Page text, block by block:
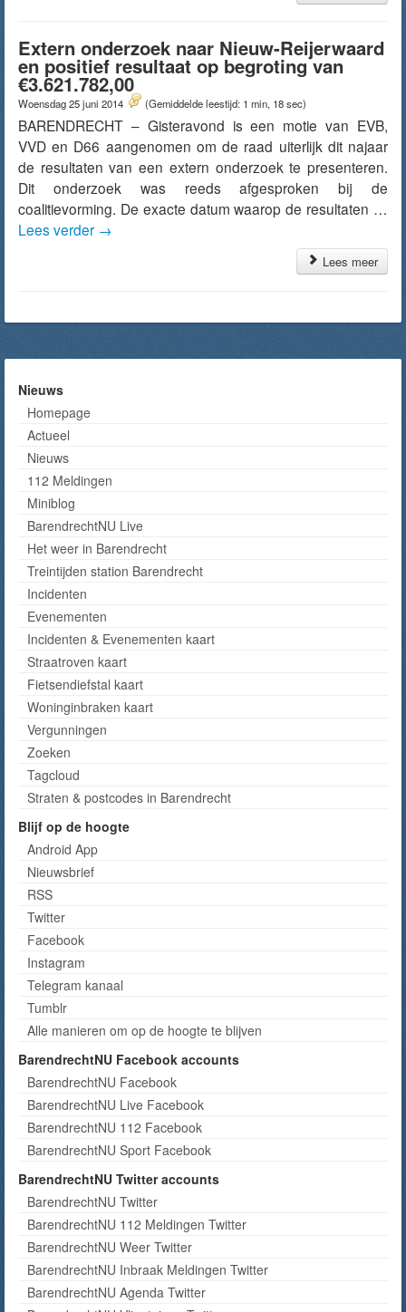
Extern onderzoek naar Nieuw-Reijerwaard
en positief resultaat op begroting van
€3.621.782,00
Woensdag 25 juni 2014 (Gemiddelde leestijd: 1 min, 18 sec)
BARENDRECHT – Gisteravond is een motie van EVB,
VVD en D66 aangenomen om de raad uiterlijk dit najaar
de resultaten van een extern onderzoek te presenteren.
Dit onderzoek was reeds afgesproken bij de
coalitievorming. De exacte datum waarop de resultaten …
Lees verder →
Lees meer
Nieuws
Homepage
Actueel
Nieuws
112 Meldingen
Miniblog
BarendrechtNU Live
Het weer in Barendrecht
Treintijden station Barendrecht
Incidenten
Evenementen
Incidenten & Evenementen kaart
Straatroven kaart
Fietsendiefstal kaart
Woninginbraken kaart
Vergunningen
Zoeken
Tagcloud
Straten & postcodes in Barendrecht
Blijf op de hoogte
Android App
Nieuwsbrief
RSS
Twitter
Facebook
Instagram
Telegram kanaal
Tumblr
Alle manieren om op de hoogte te blijven
BarendrechtNU Facebook accounts
BarendrechtNU Facebook
BarendrechtNU Live Facebook
BarendrechtNU 112 Facebook
BarendrechtNU Sport Facebook
BarendrechtNU Twitter accounts
BarendrechtNU Twitter
BarendrechtNU 112 Meldingen Twitter
BarendrechtNU Weer Twitter
BarendrechtNU Inbraak Meldingen Twitter
BarendrechtNU Agenda Twitter